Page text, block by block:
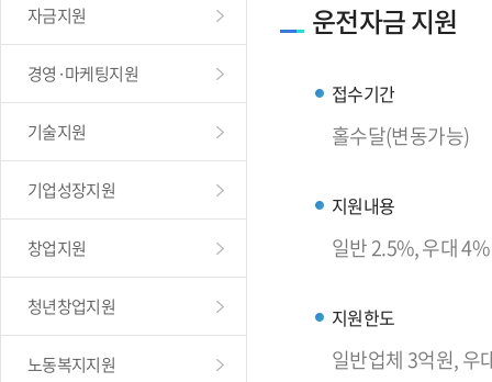
자금지원
경영·마케팅지원
기술지원
기업성장지원
창업지원
청년창업지원
노동복지지원
운전자금 지원
접수기간
홀수달(변동가능)
지원내용
일반 2.5%, 우대
지원한도
일반업체 3억원, 우